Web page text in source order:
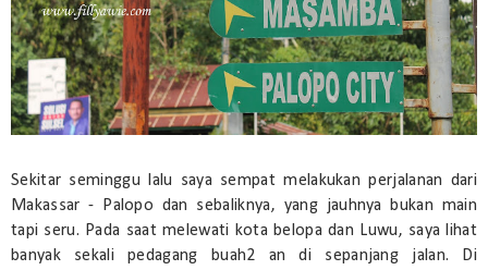
Sekitar seminggu lalu saya sempat melakukan perjalanan dari
Makassar - Palopo dan sebaliknya, yang jauhnya bukan main
tapi seru. Pada saat melewati kota belopa dan Luwu, saya lihat
banyak sekali pedagang buah2 an di sepanjang jalan. Di